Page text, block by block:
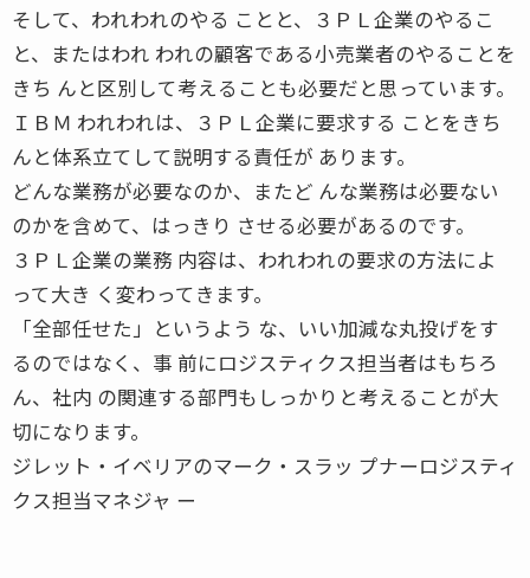
そして、われわれのやる ことと、３ＰＬ企業のやるこ
と、またはわれ われの顧客である小売業者のやることを
きち んと区別して考えることも必要だと思っています。
ＩＢＭ われわれは、３ＰＬ企業に要求する ことをきち
んと体系立てして説明する責任が あります。
どんな業務が必要なのか、またど んな業務は必要ない
のかを含めて、はっきり させる必要があるのです。
３ＰＬ企業の業務 内容は、われわれの要求の方法によ
って大き く変わってきます。
「全部任せた」というよう な、いい加減な丸投げをす
るのではなく、事 前にロジスティクス担当者はもちろ
ん、社内 の関連する部門もしっかりと考えることが大
切になります。
ジレット・イベリアのマーク・スラッ プナーロジスティ
クス担当マネジャ ー